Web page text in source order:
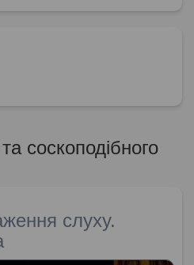
соскоподібного
слуху.